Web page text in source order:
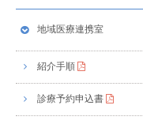
地域医療連携室
紹介手順
診療予約申込書